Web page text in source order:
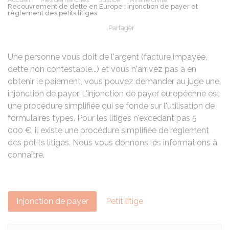
Recouvrement de dette en Europe : injonction de payer et
règlement des petits litiges
Partager
Une personne vous doit de l'argent (facture impayée,
dette non contestable...) et vous n'arrivez pas à en
obtenir le paiement, vous pouvez demander au juge une
injonction de payer. L'injonction de payer européenne est
une procédure simplifiée qui se fonde sur l'utilisation de
formulaires types. Pour les litiges n'excédant pas 5
000 €, il existe une procédure simplifiée de règlement
des petits litiges. Nous vous donnons les informations à
connaître.
Injonction de payer Petit litige